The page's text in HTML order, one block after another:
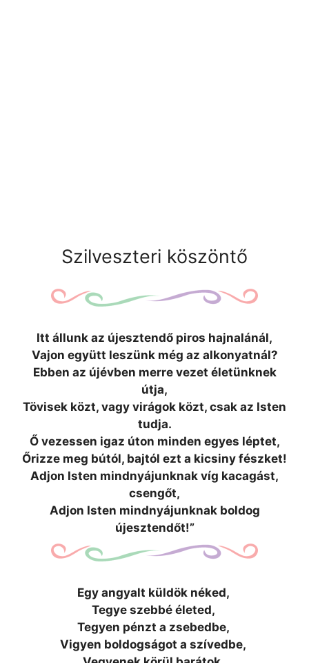
Szilveszteri köszöntő
Itt állunk az újesztendő piros hajnalánál,
Vajon együtt leszünk még az alkonyatnál?
Ebben az újévben merre vezet életünknek
útja,
Tövisek közt, vagy virágok közt, csak az Isten
tudja.
Ő vezessen igaz úton minden egyes léptet,
Őrizze meg bútól, bajtól ezt a kicsiny fészket!
Adjon Isten mindnyájunknak víg kacagást,
csengőt,
Adjon Isten mindnyájunknak boldog
újesztendőt!”
Egy angyalt küldök néked,
Tegye szebbé életed,
Tegyen pénzt a zsebedbe,
Vigyen boldogságot a szívedbe,